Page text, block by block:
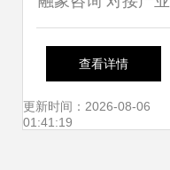
资本，助推创新项
目精准融资
查看详情
更新时间：2026-08-06
01:41:19